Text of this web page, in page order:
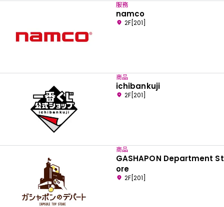
服務
namco
2F[201]
商品
ichibankuji
2F[201]
商品
GASHAPON Department St
ore
2F[201]